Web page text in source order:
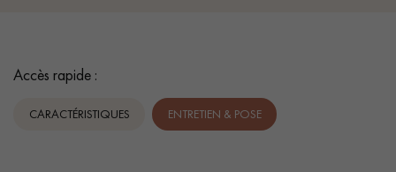
Accès rapide :
CARACTÉRISTIQUES ENTRETIEN & POSE